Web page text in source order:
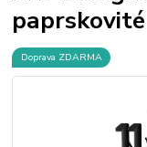
Doprava ZDARMA